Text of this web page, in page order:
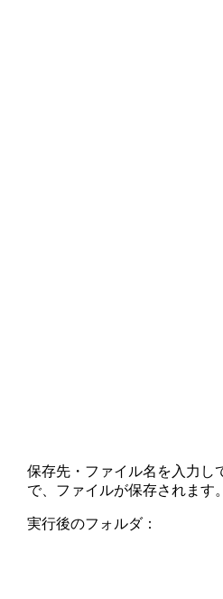
保存先・ファイル名を入力し
で、ファイルが保存されます。
実行後のフォルダ：